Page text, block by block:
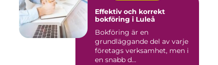
Effektiv och korrekt
bokföring i Luleå
Bokföring är en
grundläggande del av varje
företags verksamhet, men i
en snabb d...